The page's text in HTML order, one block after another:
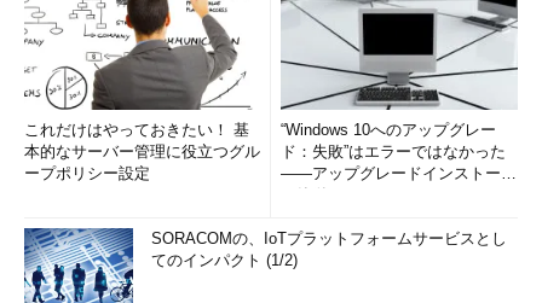
これだけはやっておきたい！ 基
本的なサーバー管理に役立つグル
ープポリシー設定
“Windows 10へのアップグレー
ド：失敗”はエラーではなかった
――アップグレードインストール
SORACOMの、IoTプラットフォームサービスとし
てのインパクト (1/2)